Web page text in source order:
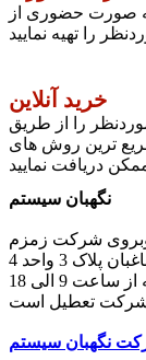
صورت حضوری از
را تهیه نمایید
خرید آنلاین
را از طریق
ترین روش های
دریافت نمایید
نگهبان سیستم
روبروی شرکت زمزم
پلاک 3 واحد 4
نگهبان سیستم